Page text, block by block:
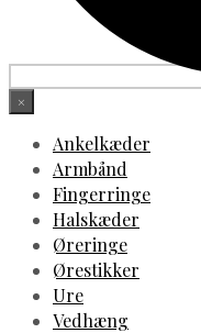
×
Ankelkæder
Armbånd
Fingerringe
Halskæder
Øreringe
Ørestikker
Ure
Vedhæng